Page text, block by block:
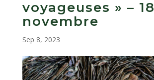
voyageuses » – 18
novembre
Sep 8, 2023